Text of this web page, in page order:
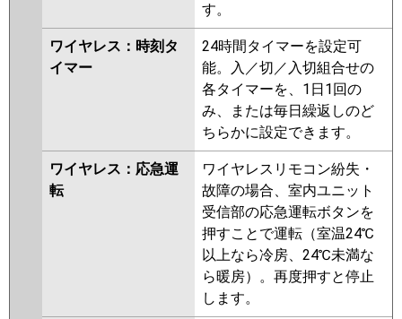
す。
ワイヤレス：時刻タ
イマー
24時間タイマーを設定可
能。入／切／入切組合せの
各タイマーを、1日1回の
み、または毎日繰返しのど
ちらかに設定できます。
ワイヤレス：応急運
転
ワイヤレスリモコン紛失・
故障の場合、室内ユニット
受信部の応急運転ボタンを
押すことで運転（室温24℃
以上なら冷房、24℃未満な
ら暖房）。再度押すと停止
します。